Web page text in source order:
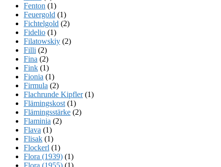
Fenton (1)
Feuergold (1)
Fichtelgold (2)
Fidelio (1)
Filatowskiy (2)
Filli (2)
Fina (2)
Fink (1)
Fionia (1)
Firmula (2)
Flachrunde Kipfler(1)
Flämingskost (1)
Flämingsstärke (2)
Flaminia (2)
Flava (1)
Flisak (1)
Flockerl (1)
Flora (1939) (1)
Flora (1955) (1)